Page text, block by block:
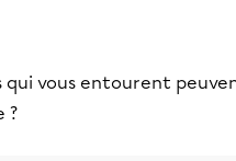
qui vous entourent
?